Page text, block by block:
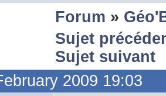
Forum »
Sujet
Sujet suivant
2009 19:03